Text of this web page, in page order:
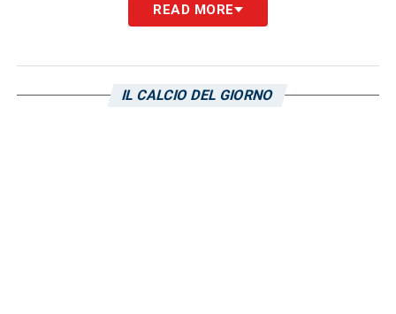
c’era inveceAlberico Evani
alla conquista di una insperata salvezza.
READ MORE
IL CALCIO DEL GIORNO